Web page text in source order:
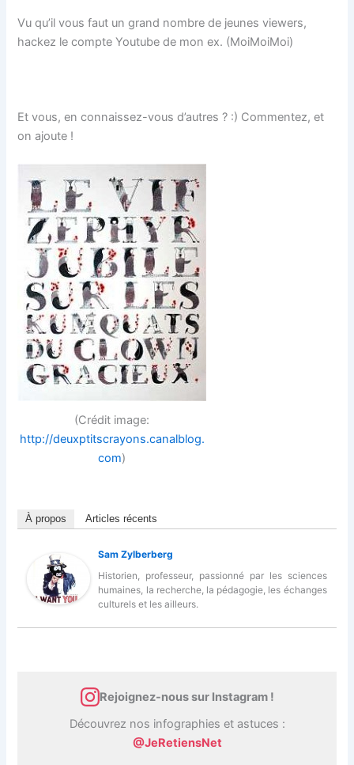
Vu qu’il vous faut un grand nombre de jeunes viewers,
hackez le compte Youtube de mon ex. (MoiMoiMoi)
Et vous, en connaissez-vous d’autres ? :) Commentez, et
on ajoute !
(Crédit image:
http://deuxptitscrayons.canalblog.
com)
À propos Articles récents
Sam Zylberberg
Historien, professeur, passionné par les sciences
humaines, la recherche, la pédagogie, les échanges
culturels et les ailleurs.
Rejoignez-nous sur Instagram !
Découvrez nos infographies et astuces :
@JeRetiensNet